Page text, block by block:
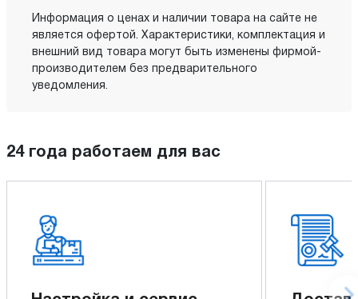
Информация о ценах и наличии товара на сайте не
является офертой. Характеристики, комплектация и
внешний вид товара могут быть изменены фирмой-
производителем без предварительного
уведомления.
24 года работаем для вас